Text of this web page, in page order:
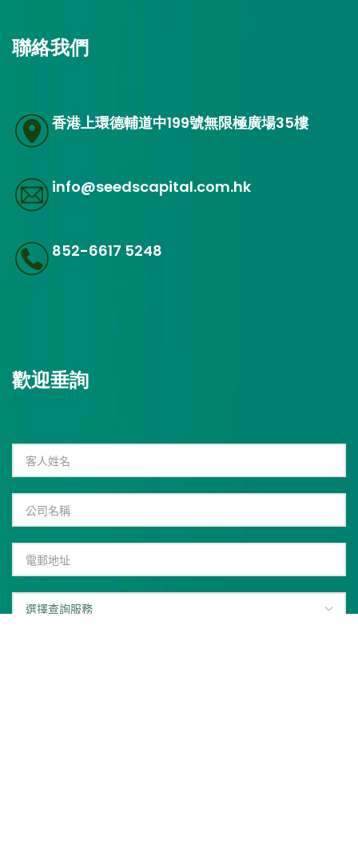
聯絡我們
香港上環德輔道中199號無限極廣場35樓
info@seedscapital.com.hk
852-6617 5248
歡迎垂詢